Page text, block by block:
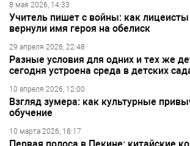
8 мая 2026, 14:33
Учитель пишет с войны: как лицеисты
вернули имя героя на обелиск
29 апреля 2026, 22:48
Разные условия для одних и тех же
сегодня устроена среда в детских
10 апреля 2026, 12:00
Взгляд зумера: как культурные
обучение
10 марта 2026, 18:17